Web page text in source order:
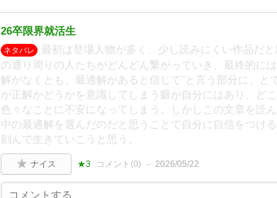
26卒限界就活生
ネタバレ
最初は登場人物が多く、少し読みにくい作品だ
の通り周りの人たちがどんどん繋がっていき、最終的に
解がなくとも、最適解があると信じて"と言う部分に、と
が正解かどうかを意識してしまう癖が自分にはあり、ど
色々なことに不安になってしまう。しかしこの文章を読
中の最適解を選んだのだと思うことで自分に自信をつけ
刻んで生きていこうと思う。
ナイス ★3 コメント(0) 2026/05/22